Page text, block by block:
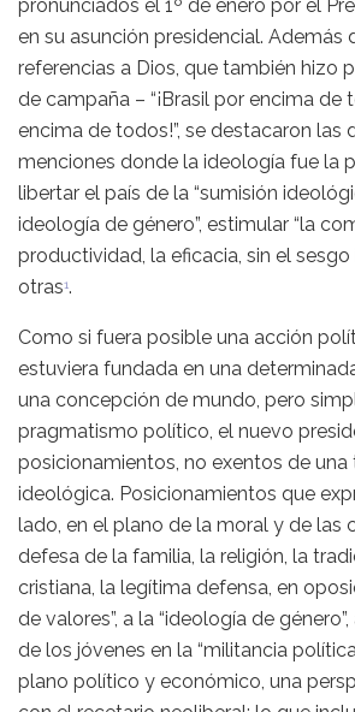
pronunciados el 1º de enero por el
en su asunción presidencial. Además
referencias a Dios, que también hizo
de campaña – “¡Brasil por encima de
encima de todos!”, se destacaron las
menciones donde la ideología fue la
libertar el país de la “sumisión
ideología de género”, estimular “la
productividad, la eficacia, sin el sesgo
otras1.
Como si fuera posible una acción
estuviera fundada en una
una concepción de mundo, pero
pragmatismo político, el nuevo
posicionamientos, no exentos de una
ideológica. Posicionamientos que
lado, en el plano de la moral y de las
defesa de la familia, la religión, la
cristiana, la legítima defensa, en
de valores”, a la “ideología de
de los jóvenes en la “militancia
plano político y económico, una